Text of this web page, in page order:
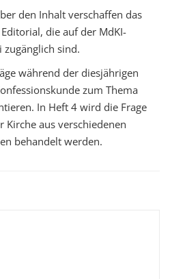
den Inhalt verschaffen das
die auf der MdKI-
zugänglich sind.
während der diesjährigen
zum Thema
In Heft 4 wird die Frage
Kirche aus verschiedenen
behandelt werden.